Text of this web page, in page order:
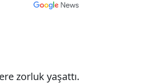
zorluk yaşattı.